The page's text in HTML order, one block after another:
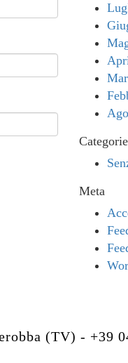
Categorie
Meta
(TV) - +39